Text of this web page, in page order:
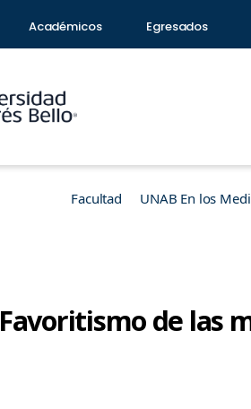
Académicos Egresados
Facultad UNAB En los
Favoritismo de las